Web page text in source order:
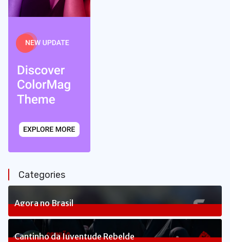
Categories
Agora no Brasil
240Posts
Cantinho da Juventude Rebelde